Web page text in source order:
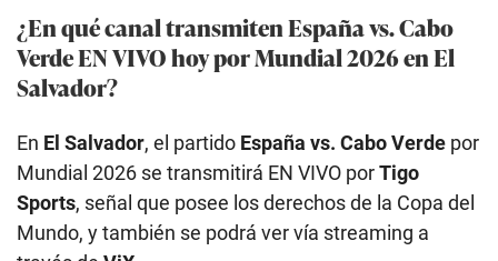
¿En qué canal transmiten España vs. Cabo
Verde EN VIVO hoy por Mundial 2026 en El
Salvador?
En El Salvador, el partido España vs. Cabo Verde por
Mundial 2026 se transmitirá EN VIVO porTigo
Sports, señal que posee los derechos de la Copa del
Mundo, y también se podrá ver vía streaming a